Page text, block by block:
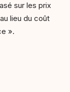
sur les prix
lieu du coût
».